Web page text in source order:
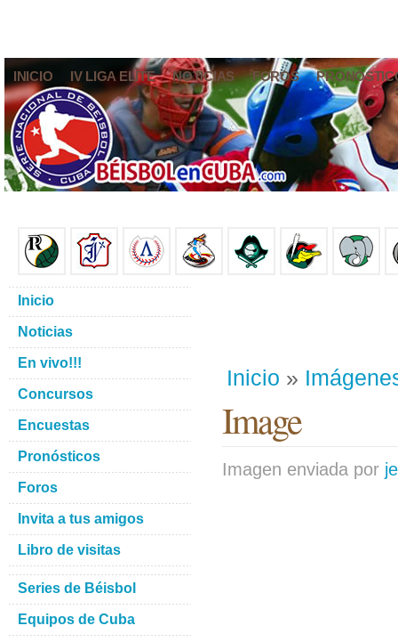
INICIO IV LIGA ELITE NOTICIAS FOROS
Inicio »
Image
Imagen enviada por
Inicio
Noticias
En vivo!!!
Concursos
Encuestas
Pronósticos
Foros
Invita a tus amigos
Libro de visitas
Series de Béisbol
Equipos de Cuba